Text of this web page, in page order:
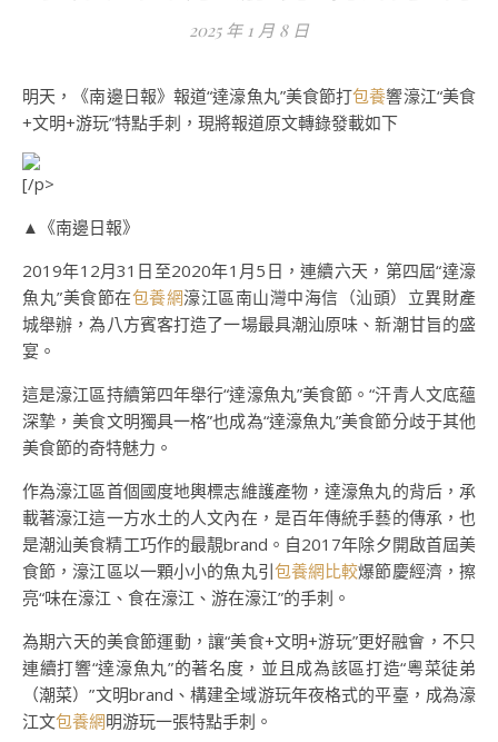
2025 年 1 月 8 日
明天，《南邊日報》報道“達濠魚丸”美食節打包養響濠江“美食
+文明+游玩”特點手刺，現將報道原文轉錄發載如下
[/p>
▲《南邊日報》
2019年12月31日至2020年1月5日，連續六天，第四屆“達濠
魚丸”美食節在包養網濠江區南山灣中海信（汕頭）立異財產
城舉辦，為八方賓客打造了一場最具潮汕原味、新潮甘旨的盛
宴。
這是濠江區持續第四年舉行“達濠魚丸”美食節。“汗青人文底蘊
深摯，美食文明獨具一格”也成為“達濠魚丸”美食節分歧于其他
美食節的奇特魅力。
作為濠江區首個國度地輿標志維護產物，達濠魚丸的背后，承
載著濠江這一方水土的人文內在，是百年傳統手藝的傳承，也
是潮汕美食精工巧作的最靚brand。自2017年除夕開啟首屆美
食節，濠江區以一顆小小的魚丸引包養網比較爆節慶經濟，擦
亮“味在濠江、食在濠江、游在濠江”的手刺。
為期六天的美食節運動，讓“美食+文明+游玩”更好融會，不只
連續打響“達濠魚丸”的著名度，並且成為該區打造“粵菜徒弟
（潮菜）”文明brand、構建全域游玩年夜格式的平臺，成為濠
江文包養網明游玩一張特點手刺。